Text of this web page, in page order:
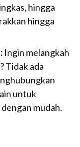
hingga
hingga
Ingin melangkah
Tidak ada
untuk
mudah.